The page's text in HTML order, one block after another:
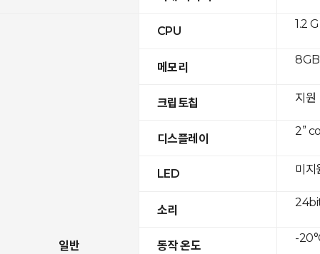
일반
CPU
메모리
크립토칩
디스플레이
LED
소리
동작 온도
1.2
지원
2”
미지
-